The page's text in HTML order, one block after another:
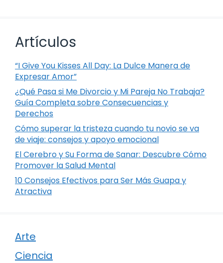
Artículos
“I Give You Kisses All Day: La Dulce Manera de
Expresar Amor”
¿Qué Pasa si Me Divorcio y Mi Pareja No Trabaja?
Guía Completa sobre Consecuencias y
Derechos
Cómo superar la tristeza cuando tu novio se va
de viaje: consejos y apoyo emocional
El Cerebro y Su Forma de Sanar: Descubre Cómo
Promover la Salud Mental
10 Consejos Efectivos para Ser Más Guapa y
Atractiva
Arte
Ciencia